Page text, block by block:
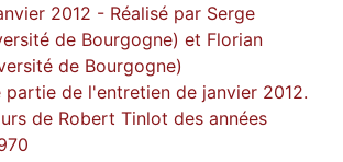
2012 - Réalisé par Serge
de Bourgogne) et Florian
de Bourgogne)
partie de l'entretien de janvier 2012.
de Robert Tinlot des années